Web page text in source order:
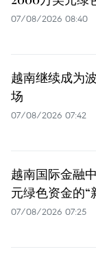
07/08/2026 08:40
越南继续成为
场
07/08/2026 07:42
越南国际金融
元绿色资金的“
07/08/2026 07:25